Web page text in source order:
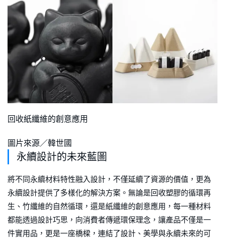
回收紙纖維的創意應用
圖片來源／韓世國
永續設計的未來藍圖
將不同永續材料特性融入設計，不僅延續了資源的價值，更為
永續設計提供了多樣化的解決方案。無論是回收塑膠的循環再
生、竹纖維的自然循環，還是紙纖維的創意應用，每一種材料
都能透過設計巧思，向消費者傳遞環保理念，讓產品不僅是一
件實用品，更是一座橋樑，連結了設計、美學與永續未來的可